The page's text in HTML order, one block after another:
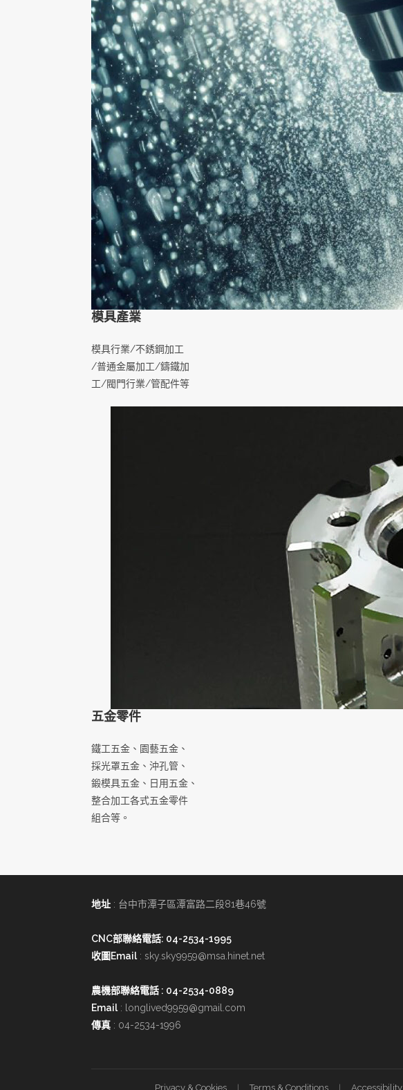
模具產業
模具行業/不銹鋼加工
/普通金屬加工/鑄鐵加
工/閥門行業/管配件等
五金零件
鐵工五金、園藝五金、
採光罩五金、沖孔管、
鍛模具五金、日用五金、
整合加工各式五金零件
組合等。
地址 : 台中市潭子區潭富路二段81巷46號
CNC部聯絡電話: 04-2534-1995
收圖Email: sky.sky9959@msa.hinet.net
農機部聯絡電話 : 04-2534-0889
Email: longlived9959@gmail.com
傳真 : 04-2534-1996
Privacy & Cookies Terms & Conditions Accessibility